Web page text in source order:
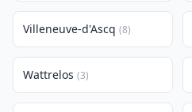
Villeneuve-d'Ascq (8)
Wattrelos (3)